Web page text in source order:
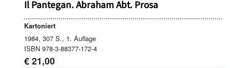
Il Pantegan. Abraham Abt. Prosa
Kartoniert
1984, 307 S., 1. Auflage
ISBN 978-3-88377-172-4
€ 21,00